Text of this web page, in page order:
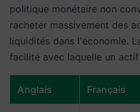
politique monétaire non
racheter massivement des
liquidités dans l'économie.
facilité avec laquelle un
Anglais Français